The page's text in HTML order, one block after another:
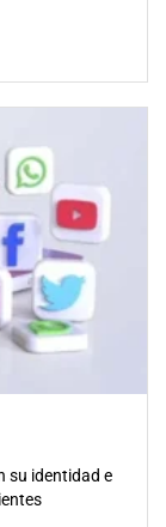
su identidad e